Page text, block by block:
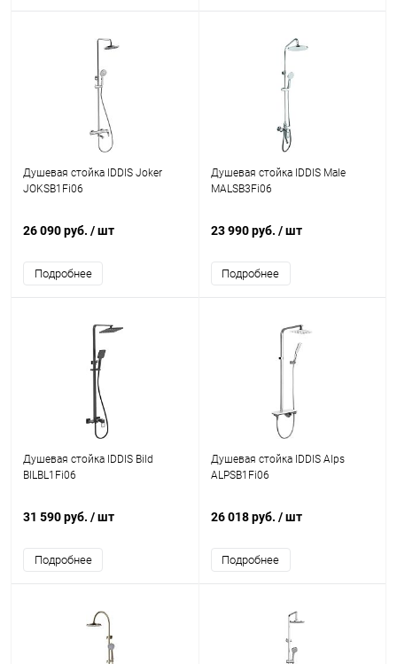
Душевая стойка IDDIS Joker
JOKSB1Fi06
26 090 руб. / шт
Подробнее
Душевая стойка IDDIS Male
MALSB3Fi06
23 990 руб. / шт
Подробнее
Душевая стойка IDDIS Bild
BILBL1Fi06
31 590 руб. / шт
Подробнее
Душевая стойка IDDIS Alps
ALPSB1Fi06
26 018 руб. / шт
Подробнее